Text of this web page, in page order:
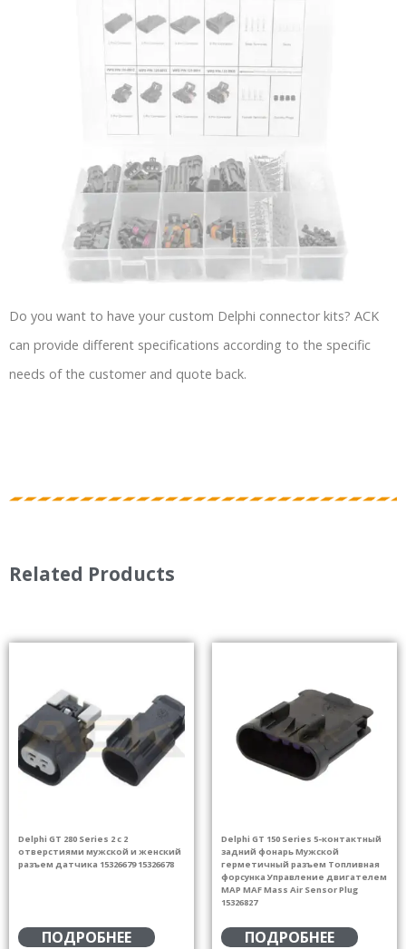
Do you want to have your custom Delphi connector kits? ACK
can provide different specifications according to the specific
needs of the customer and quote back.
Related Products
Delphi GT 280 Series 2 с 2
отверстиями мужской и женский
разъем датчика 15326679 15326678
ПОДРОБНЕЕ
Delphi GT 150 Series 5-контактный
задний фонарь Мужской
герметичный разъем Топливная
форсунка Управление двигателем
MAP MAF Mass Air Sensor Plug
15326827
ПОДРОБНЕЕ